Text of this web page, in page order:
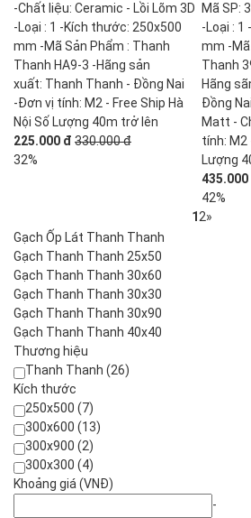
-Chất liệu: Ceramic - Lồi Lõm 3D
-Loại : 1 -Kích thước: 250x500
mm -Mã Sản Phẩm : Thanh
Thanh HA9-3 -Hãng sản
xuất: Thanh Thanh - Đồng Nai
-Đơn vị tính: M2 - Free Ship Hà
Nội Số Lượng 40m trở lên
225.000 đ 330.000 đ
32%
Mã SP:
-Loại : 1
mm -
Thanh
Hãng
Đồng
Matt -
tính: M2
Lượng
435.000
42%
1 2»
Gạch Ốp Lát Thanh Thanh
Gạch Thanh Thanh 25x50
Gạch Thanh Thanh 30x60
Gạch Thanh Thanh 30x30
Gạch Thanh Thanh 30x90
Gạch Thanh Thanh 40x40
Thương hiệu
Thanh Thanh (26)
Kích thước
250x500 (7)
300x600 (13)
300x900 (2)
300x300 (4)
Khoảng giá (VNĐ)
-